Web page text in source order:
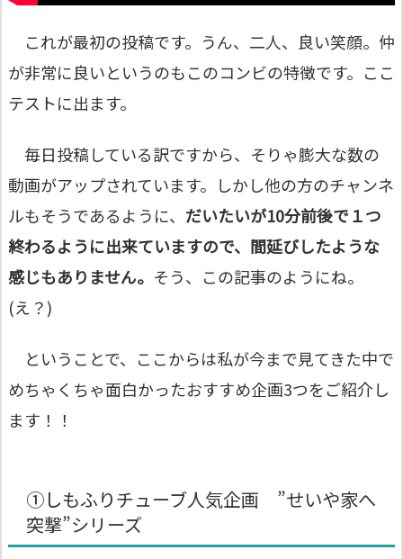
これが最初の投稿です。うん、二人、良い笑顔。仲
が非常に良いというのもこのコンビの特徴です。ここ
テストに出ます。
毎日投稿している訳ですから、そりゃ膨大な数の
動画がアップされています。しかし他の方のチャンネ
ルもそうであるように、 だいたいが10分前後で１つ
終わるように出来ていますので、間延びしたような
感じもありません。 そう、この記事のようにね。
(え？)
ということで、ここからは私が今まで見てきた中で
めちゃくちゃ面白かったおすすめ企画3つをご紹介し
ます！！
①しもふりチューブ人気企画 ”せいや家へ
突撃”シリーズ